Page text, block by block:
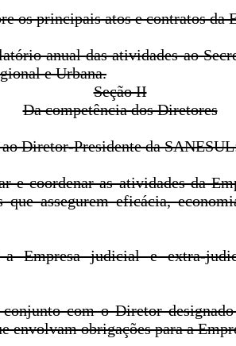
os principais atos e contratos da
anual das atividades ao
e Urbana.
Seção II
Da competência dos Diretores
Diretor-Presidente da
coordenar as atividades da
que assegurem eficácia,
Empresa judicial e extra-
com o Diretor
envolvam obrigações para a